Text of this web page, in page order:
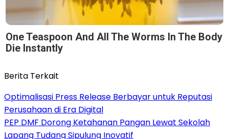
One Teaspoon And All The Worms In The Body
Die Instantly
Berita Terkait
Optimalisasi Press Release Berbayar untuk Reputasi
Perusahaan di Era Digital
PEP DMF Dorong Ketahanan Pangan Lewat Sekolah
Lapang Tudang Sipulung Inovatif